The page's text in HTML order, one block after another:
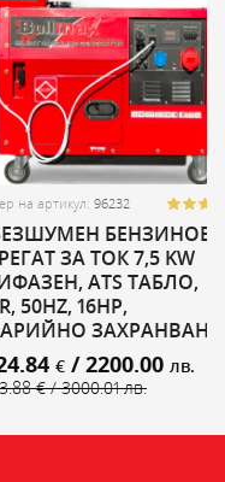
на артикул: 96232
БЕНЗИНОВ
ЗА ТОК 7,5 KW
ATS ТАБЛО,
50HZ, 16HP,
ЗАХРАНВАНЕ
€ / 2200.00 лв.
€ / 3000.01 лв.